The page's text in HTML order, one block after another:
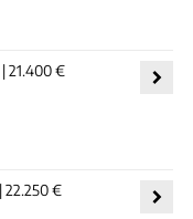
21.400 €
22.250 €